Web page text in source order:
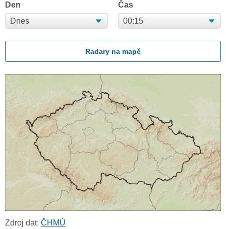
Den Čas
Radary na mapě
Zdroj dat: ČHMÚ